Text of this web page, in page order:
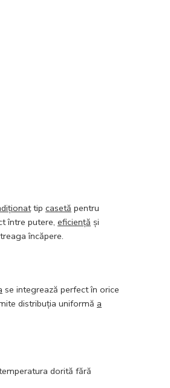
tip casetă pentru
între putere, eficiență și
încăpere.
se integrează perfect în orice
distribuția uniformă a
dorită fără